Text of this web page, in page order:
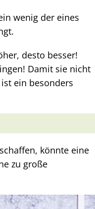
wenig der eines
desto besser!
Damit sie nicht
ein besonders
könnte eine
zu große